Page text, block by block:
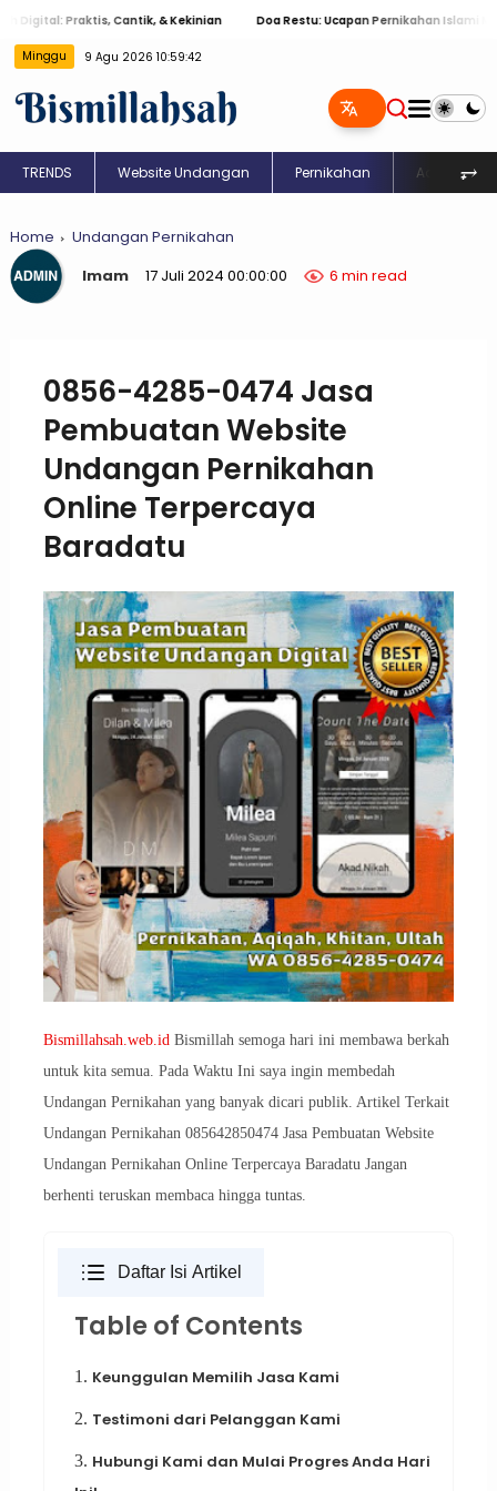
Cantik, & Kekinian Doa Restu: Ucapan Pernikahan Islami Menyentuh
Minggu 9 Agu 2026 10:59:43
TRENDS Website Undangan Pernikahan Aqiqah⥅
Home
Undangan Pernikahan
Imam
17 Juli 2024 00:00:00 6 min read
0856-4285-0474 Jasa
Pembuatan Website
Undangan Pernikahan
Online Terpercaya
Baradatu
Bismillahsah.web.idBismillah semoga hari ini membawa berkah
untuk kita semua. Pada Waktu Ini saya ingin membedah
Undangan Pernikahan yang banyak dicari publik. Artikel Terkait
Undangan Pernikahan 085642850474 Jasa Pembuatan Website
Undangan Pernikahan Online Terpercaya Baradatu Jangan
berhenti teruskan membaca hingga tuntas.
Daftar Isi Artikel
Table of Contents
1. Keunggulan Memilih Jasa Kami
2. Testimoni dari Pelanggan Kami
3. Hubungi Kami dan Mulai Progres Anda Hari